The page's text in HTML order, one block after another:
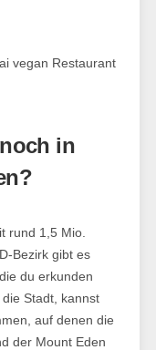
in
rund 1,5 Mio.
Bezirk gibt es
du erkunden
Stadt, kannst
auf denen die
der Mount Eden